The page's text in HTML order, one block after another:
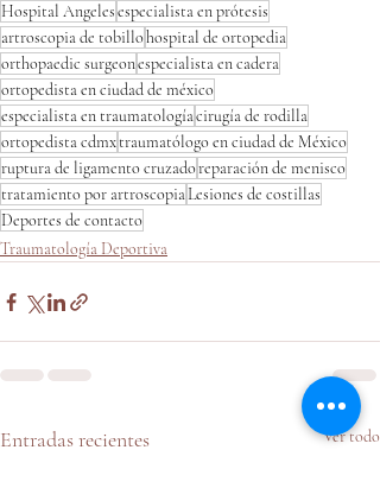
Hospital Angelesespecialista en prótesis
artroscopia de tobillohospital de ortopedia
orthopaedic surgeonespecialista en cadera
ortopedista en ciudad de méxico
especialista en traumatologíacirugía de rodilla
ortopedista cdmxtraumatólogo en ciudad de México
ruptura de ligamento cruzadoreparación de menisco
tratamiento por artroscopiaLesiones de costillas
Deportes de contacto
Traumatología Deportiva
Entradas recientes Ver todo